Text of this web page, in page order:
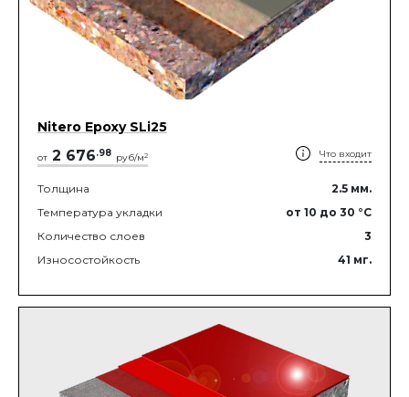
Nitero Epoxy SLi25
от 2 676.98 руб/м2 Что входит
Толщина 2.5 мм.
Температура укладки
от 10 до 30 °C
Количество слоев
3
Износостойкость
41 мг.